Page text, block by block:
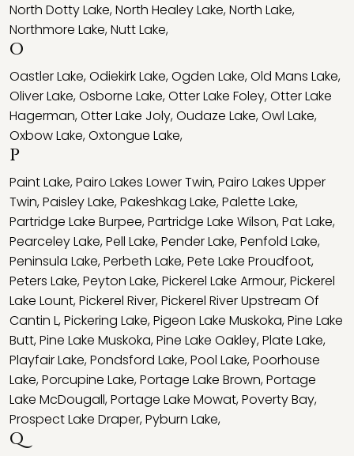
North Dotty Lake,North Healey Lake,North Lake,
Northmore Lake,Nutt Lake,
O
Oastler Lake,Odiekirk Lake,Ogden Lake,Old Mans Lake,
Oliver Lake,Osborne Lake,Otter Lake Foley,Otter Lake
Hagerman,Otter Lake Joly,Oudaze Lake,Owl Lake,
Oxbow Lake,Oxtongue Lake,
P
Paint Lake,Pairo Lakes Lower Twin,Pairo Lakes Upper
Twin,Paisley Lake,Pakeshkag Lake,Palette Lake,
Partridge Lake Burpee,Partridge Lake Wilson,Pat Lake,
Pearceley Lake,Pell Lake,Pender Lake,Penfold Lake,
Peninsula Lake,Perbeth Lake,Pete Lake Proudfoot,
Peters Lake,Peyton Lake,Pickerel Lake Armour,Pickerel
Lake Lount,Pickerel River,Pickerel River Upstream Of
Cantin L,Pickering Lake,Pigeon Lake Muskoka,Pine Lake
Butt,Pine Lake Muskoka,Pine Lake Oakley,Plate Lake,
Playfair Lake,Pondsford Lake,Pool Lake,Poorhouse
Lake,Porcupine Lake,Portage Lake Brown,Portage
Lake McDougall,Portage Lake Mowat,Poverty Bay,
Prospect Lake Draper,Pyburn Lake,
Q